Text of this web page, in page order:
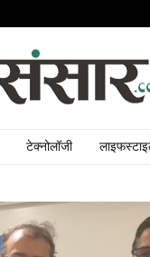
टेक्नोलॉजी